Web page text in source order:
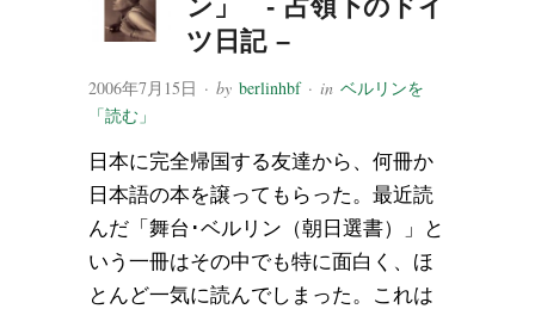
ン」 - 占領下のドイ
ツ日記 –
2006年7月15日 · by berlinhbf· in ベルリンを
「読む」
日本に完全帰国する友達から、何冊か
日本語の本を譲ってもらった。最近読
んだ「舞台･ベルリン（朝日選書）」と
いう一冊はその中でも特に面白く、ほ
とんど一気に読んでしまった。これは